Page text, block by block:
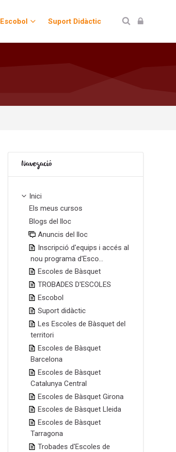
Escobol Suport Didàctic
Navegació
Inici
Els meus cursos
Blogs del lloc
Anuncis del lloc
Inscripció d'equips i accés al
nou programa d'Esco...
Escoles de Bàsquet
TROBADES D'ESCOLES
Escobol
Suport didàctic
Les Escoles de Bàsquet del
territori
Escoles de Bàsquet
Barcelona
Escoles de Bàsquet
Catalunya Central
Escoles de Bàsquet Girona
Escoles de Bàsquet Lleida
Escoles de Bàsquet
Tarragona
Trobades d'Escoles de